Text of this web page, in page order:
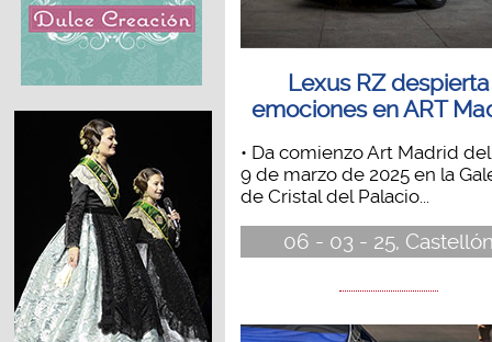
Lexus RZ despierta
emociones en ART
• Da comienzo Art Madrid
9 de marzo de 2025 en la
de Cristal del Palacio...
06 - 03 - 25,